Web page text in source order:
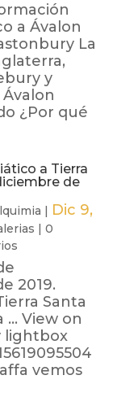
a Ávalon
La
y
¿Por qué
a Tierra
de
| Dic 9,
|0
2019.
Santa
... View on
lightbox
vemos